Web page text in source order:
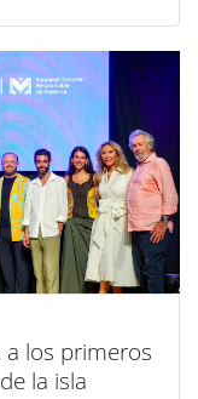
a los primeros
la isla